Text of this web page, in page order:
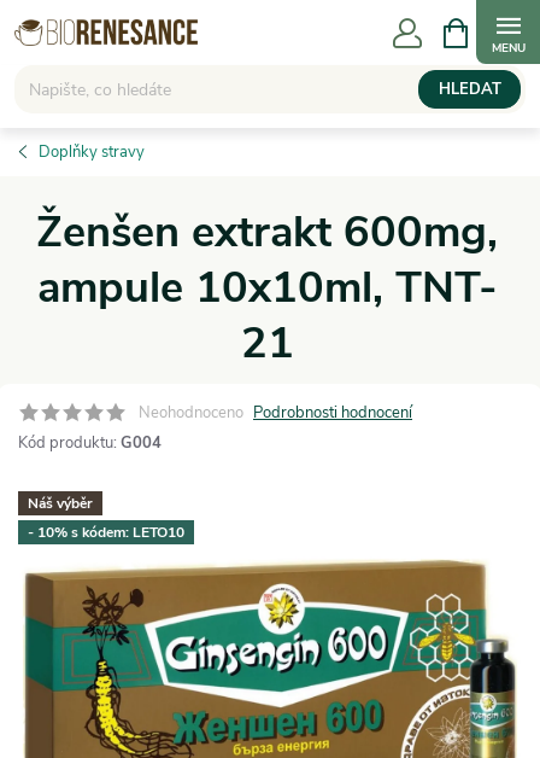
Přejít
na
HLEDAT
NÁKUPNÍ
KOŠÍK
Doplňky stravy
Ženšen extrakt 600mg,
ampule 10x10ml, TNT-
21
Neohodnoceno Podrobnosti hodnocení
Kód produktu: G004
Náš výběr
- 10% s kódem: LETO10